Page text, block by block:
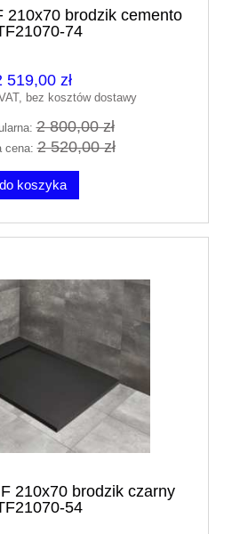
210x70 brodzik cemento
74
519,00 zł
bez kosztów dostawy
2 800,00 zł
cena:2 520,00 zł
do koszyka
210x70 brodzik czarny
54